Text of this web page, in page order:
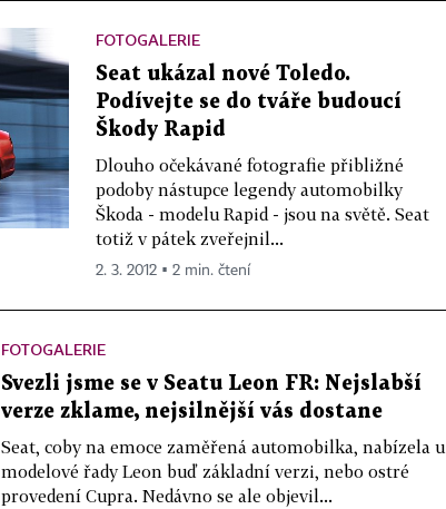
FOTOGALERIE
Seat ukázal nové Toledo.
Podívejte se do tváře budoucí
Škody Rapid
Dlouho očekávané fotografie přibližné
podoby nástupce legendy automobilky
Škoda - modelu Rapid - jsou na světě. Seat
totiž v pátek zveřejnil...
2. 3. 2012 ▪ 2 min. čtení
FOTOGALERIE
Svezli jsme se v Seatu Leon FR: Nejslabší
verze zklame, nejsilnější vás dostane
Seat, coby na emoce zaměřená automobilka, nabízela u
modelové řady Leon buď základní verzi, nebo ostré
provedení Cupra. Nedávno se ale objevil...